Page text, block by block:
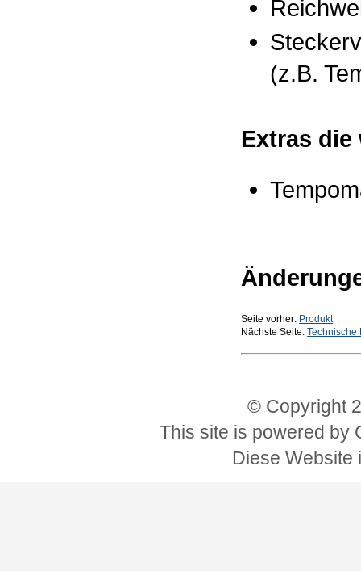
(z.B.
Extras
Seite vorher: Produkt
Nächste Seite:Technische
© Copyright
This site is powered by
Diese Website